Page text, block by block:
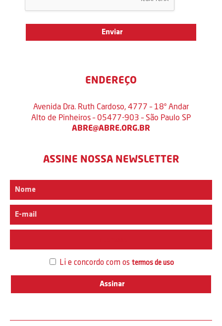
ENDEREÇO
Avenida Dra. Ruth Cardoso, 4777 – 18º Andar
Alto de Pinheiros – 05477-903 – São Paulo SP
ABRE@ABRE.ORG.BR
ASSINE NOSSA NEWSLETTER
Li e concordo com os termos de uso